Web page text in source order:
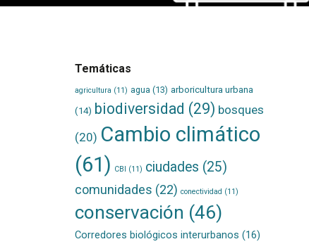
Temáticas
agricultura (11) agua (13) arboricultura urbana
(14) biodiversidad (29) bosques
(20) Cambio climático
(61) CBI (11) ciudades (25)
comunidades (22) conectividad (11)
conservación (46)
Corredores biológicos interurbanos (16)